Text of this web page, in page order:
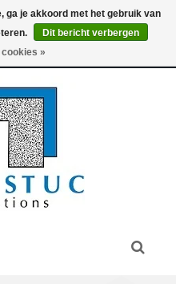
ga je akkoord met het gebruik van
Dit bericht verbergen
»